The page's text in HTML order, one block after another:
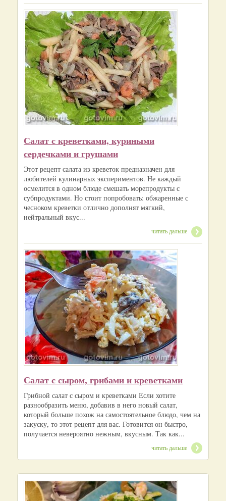
Салат с креветками, куриными
сердечками и грушами
Этот рецепт салата из креветок предназначен для
любителей кулинарных экспериментов. Не каждый
осмелится в одном блюде смешать морепродукты с
субпродуктами. Но стоит попробовать: обжаренные с
чесноком креветки отлично дополнят мягкий,
нейтральный вкус...
читать дальше
Салат с сыром, грибами и креветками
Грибной салат с сыром и креветками Если хотите
разнообразить меню, добавив в него новый салат,
который больше похож на самостоятельное блюдо, чем на
закуску, то этот рецепт для вас. Готовится он быстро,
получается невероятно нежным, вкусным. Так как...
читать дальше